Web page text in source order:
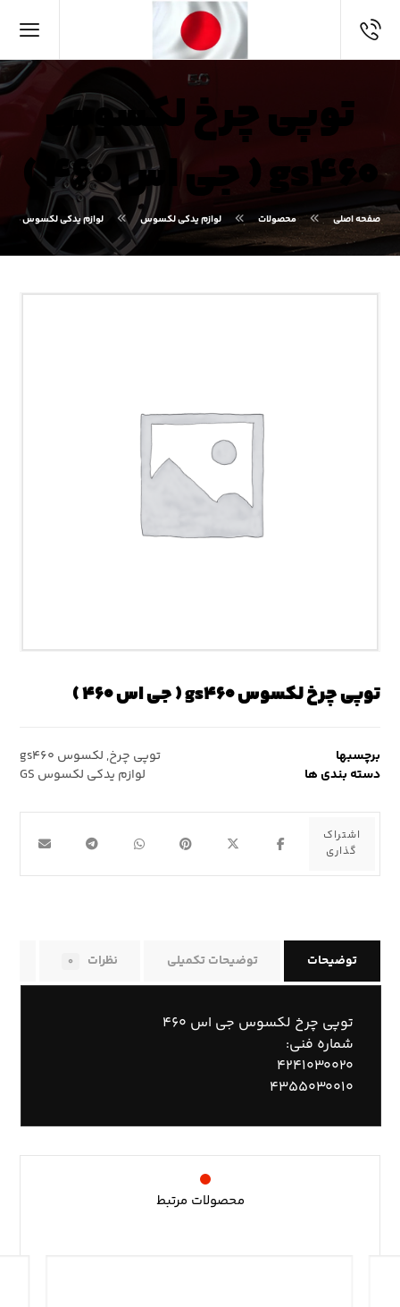
توپی چرخ لکسوس
gs۴۶۰ ( جی اس ۴۶۰ )
صفحه اصلی محصولات لوازم یدکی لکسوس لوازم یدکی لکسوس GS
توپی چرخ لکسوس gs۴۶۰ ( جی اس ۴۶۰ )
برچسبها توپی چرخ, لکسوس gs۴۶۰
دسته بندی ها
لوازم یدکی لکسوس GS
توضیحات توضیحات تکمیلی نظرات ۰
توپی چرخ لکسوس جی اس ۴۶۰
شماره فنی:
۴۲۴۱۰۳۰۰۲۰
۴۳۵۵۰۳۰۰۱۰
محصولات مرتبط